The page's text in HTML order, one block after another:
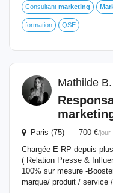
Consultant marketing
formation QSE
Mathilde B.
Paris (75) 700 €/jour
Chargée E-RP depuis
( Relation Presse &
100% sur mesure -
marque/ produit / service